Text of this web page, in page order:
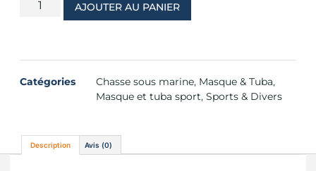
AJOUTER AU PANIER
Catégories Chasse sous marine, Masque & Tuba,
Masque et tuba sport, Sports & Divers
Description Avis (0)